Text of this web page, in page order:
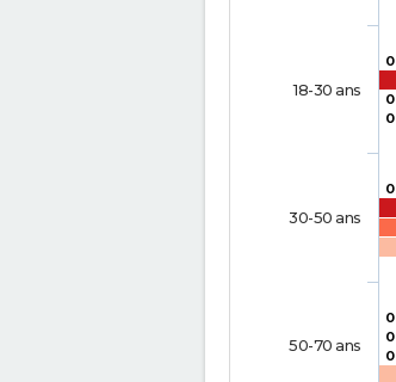
0
0
0
0
0
0
0
18-30 ans
30-50 ans
50-70 ans